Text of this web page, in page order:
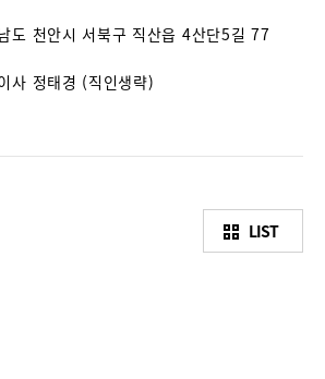
도 천안시 서북구 직산읍 4산단5길 77
사 정태경 (직인생략)
LIST